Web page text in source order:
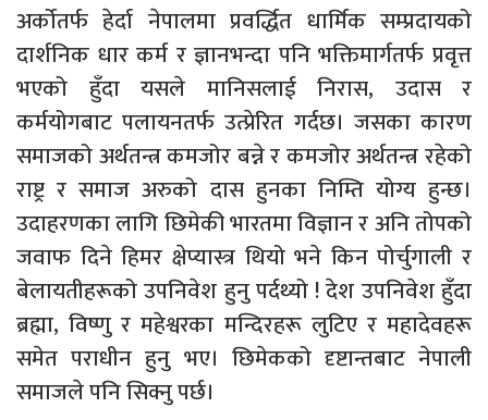
अर्कोतर्फ हेर्दा नेपालमा प्रवर्द्धित धार्मिक सम्प्रदायको
दार्शनिक धार कर्म र ज्ञानभन्दा पनि भक्तिमार्गतर्फ प्रवृत्त
भएको हुँदा यसले मानिसलाई निरास, उदास र
कर्मयोगबाट पलायनतर्फ उत्प्रेरित गर्दछ। जसका कारण
समाजको अर्थतन्त्र कमजोर बन्ने र कमजोर अर्थतन्त्र रहेको
राष्ट्र र समाज अरुको दास हुनका निम्ति योग्य हुन्छ।
उदाहरणका लागि छिमेकी भारतमा विज्ञान र अनि तोपको
जवाफ दिने हिमर क्षेप्यास्त्र थियो भने किन पोर्चुगाली र
बेलायतीहरूको उपनिवेश हुनु पर्दथ्यो ! देश उपनिवेश हुँदा
ब्रह्मा, विष्णु र महेश्वरका मन्दिरहरू लुटिए र महादेवहरू
समेत पराधीन हुनु भए। छिमेकको दृष्टान्तबाट नेपाली
समाजले पनि सिक्नु पर्छ।